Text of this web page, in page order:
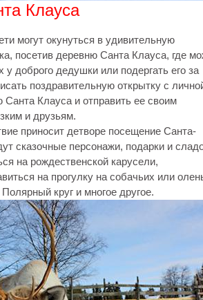
Клауса
могут окунуться в удивительную
посетив деревню Санта Клауса, где
у доброго дедушки или подергать его за
поздравительную открытку с
Санта Клауса и отправить ее своим
и друзьям.
приносит детворе посещение Санта-
сказочные персонажи, подарки и
на рождественской карусели,
на прогулку на собачьих или
круг и многое другое.